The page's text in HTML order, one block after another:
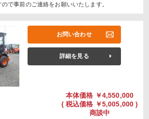
で事前のご連絡をお願いいたします。
お問い合わせ
詳細を見る
本体価格 ￥4,550,000
( 税込価格 ￥5,005,000 )
商談中